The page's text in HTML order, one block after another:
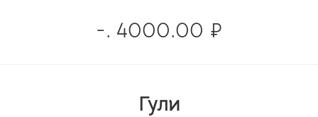
-. 4000.00 ₽
Гули